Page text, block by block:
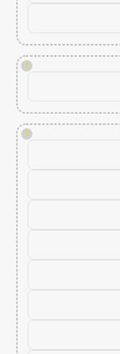
!
!